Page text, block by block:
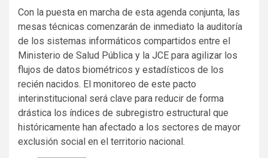
Con la puesta en marcha de esta agenda conjunta, las
mesas técnicas comenzarán de inmediato la auditoría
de los sistemas informáticos compartidos entre el
Ministerio de Salud Pública y la JCE para agilizar los
flujos de datos biométricos y estadísticos de los
recién nacidos. El monitoreo de este pacto
interinstitucional será clave para reducir de forma
drástica los índices de subregistro estructural que
históricamente han afectado a los sectores de mayor
exclusión social en el territorio nacional.